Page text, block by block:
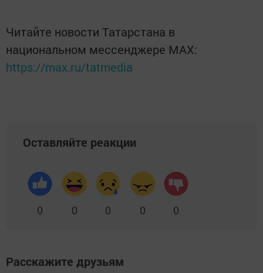
Читайте новости Татарстана в
национальном мессенджере MАХ:
https://max.ru/tatmedia
Оставляйте реакции
0 0 0 0 0
Расскажите друзьям